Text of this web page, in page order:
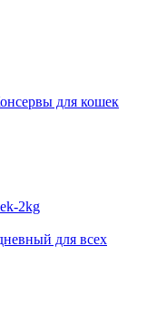
для кошек
для всех